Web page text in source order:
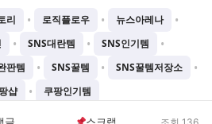
조회 136
리 • 로직플로우 • 뉴스아레나 •
• SNS대란템 • SNS인기템 •
판템 • SNS꿀템 • SNS꿀템저장소 •
샵 • 쿠팡인기템
Chatgtmini 프로젝트